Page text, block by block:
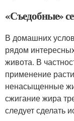
«Съедобные»
В домашних
рядом
живота. В
применение
ненасыщенные
сжигание жира
следует сделать